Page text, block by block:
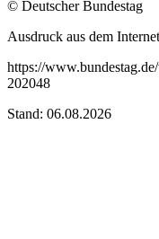
© Deutscher Bundestag
Ausdruck aus dem
https://
202048
Stand: 06.08.2026